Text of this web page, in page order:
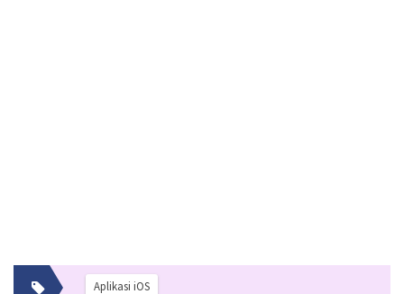
Aplikasi iOS